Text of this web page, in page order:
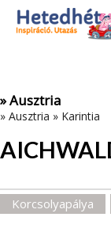
Az oldal sütiket
Adatvédelmi
» Ausztria
» Ausztria » Karintia
Korcsolyapálya